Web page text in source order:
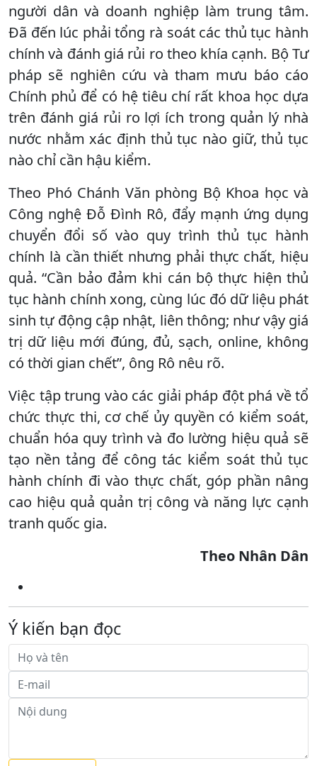
người dân và doanh nghiệp làm trung tâm.
Đã đến lúc phải tổng rà soát các thủ tục hành
chính và đánh giá rủi ro theo khía cạnh. Bộ Tư
pháp sẽ nghiên cứu và tham mưu báo cáo
Chính phủ để có hệ tiêu chí rất khoa học dựa
trên đánh giá rủi ro lợi ích trong quản lý nhà
nước nhằm xác định thủ tục nào giữ, thủ tục
nào chỉ cần hậu kiểm.
Theo Phó Chánh Văn phòng Bộ Khoa học và
Công nghệ Đỗ Đình Rô, đẩy mạnh ứng dụng
chuyển đổi số vào quy trình thủ tục hành
chính là cần thiết nhưng phải thực chất, hiệu
quả. “Cần bảo đảm khi cán bộ thực hiện thủ
tục hành chính xong, cùng lúc đó dữ liệu phát
sinh tự động cập nhật, liên thông; như vậy giá
trị dữ liệu mới đúng, đủ, sạch, online, không
có thời gian chết”, ông Rô nêu rõ.
Việc tập trung vào các giải pháp đột phá về tổ
chức thực thi, cơ chế ủy quyền có kiểm soát,
chuẩn hóa quy trình và đo lường hiệu quả sẽ
tạo nền tảng để công tác kiểm soát thủ tục
hành chính đi vào thực chất, góp phần nâng
cao hiệu quả quản trị công và năng lực cạnh
tranh quốc gia.
Theo Nhân Dân
Ý kiến bạn đọc